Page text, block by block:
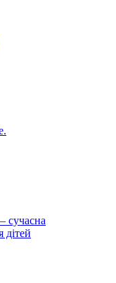
сучасна
дітей